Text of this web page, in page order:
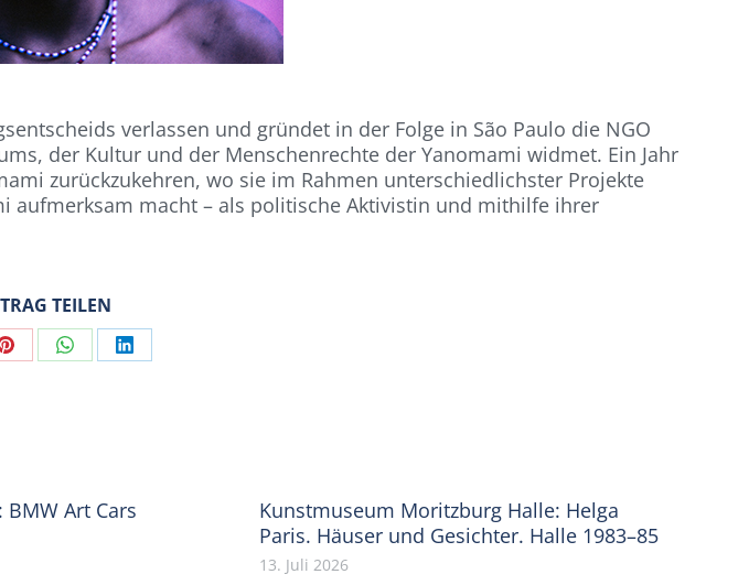
verlassen und gründet in der Folge in São Paulo die NGO
der Kultur und der Menschenrechte der Yanomami widmet. Ein Jahr
zurückzukehren, wo sie im Rahmen unterschiedlichster Projekte
aufmerksam macht – als politische Aktivistin und mithilfe ihrer
TEILEN
Share Share Share
Art Cars
Kunstmuseum Moritzburg Halle: Helga
Paris. Häuser und Gesichter. Halle 1983–85
13. Juli 2026